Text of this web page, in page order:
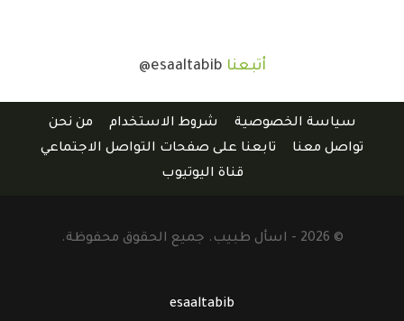
أتبعنا @esaaltabib
سياسة الخصوصية شروط الاستخدام
من نحن
تواصل معنا
تابعنا على صفحات التواصل الاجتماعي
قناة اليوتيوب
© 2026 - اسأل طبيب. جميع الحقوق محفوظة.
esaaltabib